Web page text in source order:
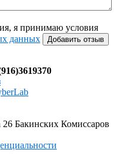
я принимаю условия
данных
Бакинских Комиссаров